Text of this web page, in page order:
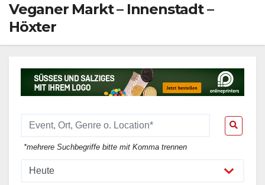
Veganer Markt – Innenstadt –
Höxter
*mehrere Suchbegriffe bitte mit Komma trennen